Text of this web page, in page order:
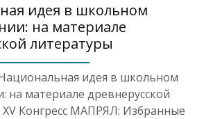
идея в школьном
на материале
литературы
идея в школьном
на материале древнерусской
Конгресс МАПРЯЛ: Избранные